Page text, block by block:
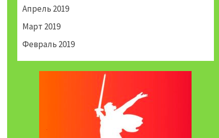
Апрель 2019
Март 2019
Февраль 2019